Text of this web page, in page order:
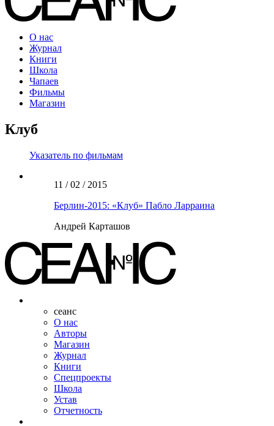
О нас
Журнал
Книги
Школа
Чапаев
Фильмы
Магазин
Клуб
Указатель по фильмам
11 / 02 / 2015
Берлин-2015: «Клуб» Пабло Ларраина
Андрей Карташов
сеанс
О нас
Авторы
Магазин
Журнал
Книги
Спецпроекты
Школа
Устав
Отчетность